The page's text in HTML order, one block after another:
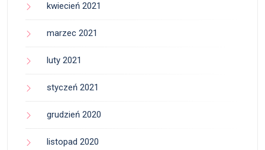
kwiecień 2021
marzec 2021
luty 2021
styczeń 2021
grudzień 2020
listopad 2020